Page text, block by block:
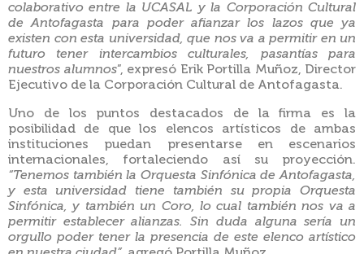
colaborativo entre la UCASAL y la Corporación Cultural
de Antofagasta para poder afianzar los lazos que ya
existen con esta universidad, que nos va a permitir en un
futuro tener intercambios culturales, pasantías para
nuestros alumnos”, expresó Erik Portilla Muñoz, Director
Ejecutivo de la Corporación Cultural de Antofagasta.
Uno de los puntos destacados de la firma es la
posibilidad de que los elencos artísticos de ambas
instituciones puedan presentarse en escenarios
internacionales, fortaleciendo así su proyección.
“Tenemos también la Orquesta Sinfónica de Antofagasta,
y esta universidad tiene también su propia Orquesta
Sinfónica, y también un Coro, lo cual también nos va a
permitir establecer alianzas. Sin duda alguna sería un
orgullo poder tener la presencia de este elenco artístico